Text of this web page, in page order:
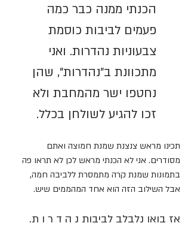
הכנתי ממנה כבר כמה
פעמים לביבות כוסמת
צבעוניות נהדרות. ואני
מתכוונת ב"נהדרות", שהן
נחטפו ישר מהמחבת ולא
זכו להגיע לשולחן בכלל.
תכינו מראש צנצנת שמנת חמוצה ואתם
מסודרים. אני לא הכנתי מראש לכן לא תראו פה
בתמונות שמנת קרה מתמסרת ללביבה חמה,
אבל השילוב הזה הוא אחד המהממים שיש.
אז בואו נלבלב לביבות נ ה ד ר ו ת.